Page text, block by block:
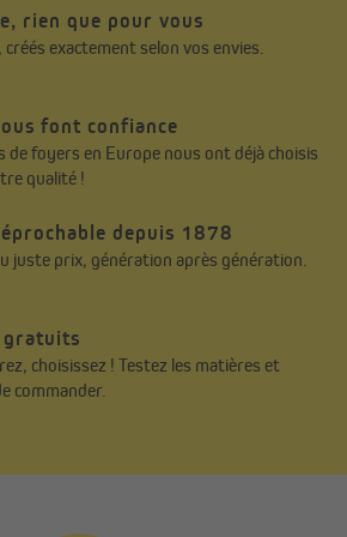
idéal en location
perçage ? Optez pour le
à 2 supports adhésifs et un ruban
directement sur le cadre de la fenêtre et
.
aux fenêtres qui ne s’ouvrent pas.
avec les fenêtres enPVC, aluminium ou
l’adhésif, et c’est prêt ! (Pensez à bien
pour une adhérence optimale.)
de fixation dans notre notice de
rien que pour vous
exactement selon vos envies.
font confiance
de foyers en Europe nous ont déjà choisis
qualité !
depuis 1878
juste prix, génération après génération.
gratuits
choisissez ! Testez les matières et
commander.